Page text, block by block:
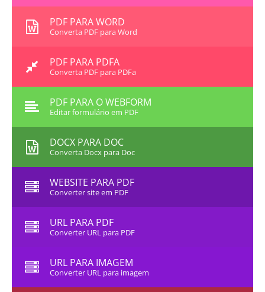
PDF PARA WORD
Converta PDF para Word
PDF PARA PDFA
Converta PDF para PDFa
PDF PARA O WEBFORM
Editar formulário em PDF
DOCX PARA DOC
Converta Docx para Doc
WEBSITE PARA PDF
Converter site em PDF
URL PARA PDF
Converter URL para PDF
URL PARA IMAGEM
Converter URL para imagem